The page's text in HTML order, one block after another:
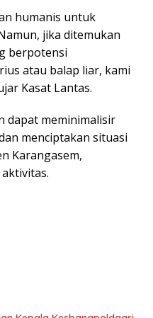
humanis untuk
jika ditemukan
berpotensi
atau balap liar, kami
Kasat Lantas.
dapat meminimalisir
menciptakan situasi
Karangasem,